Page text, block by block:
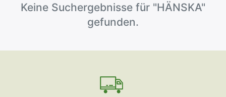
Keine Suchergebnisse für "HÄNSKA"
gefunden.